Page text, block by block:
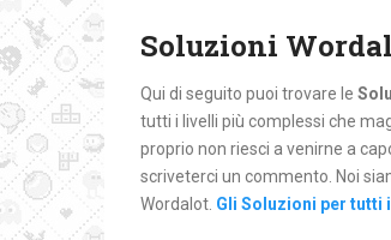
Soluzioni
Qui di seguito puoi trovare le
tutti i livelli più complessi che
proprio non riesci a venirne a
scriveterci un commento. Noi
Wordalot. Gli Soluzioni per tutti